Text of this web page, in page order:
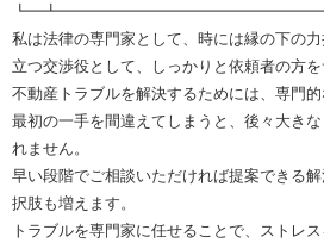
私は法律の専門家として、時には縁の下の
立つ交渉役として、しっかりと依頼者の方を
不動産トラブルを解決するためには、専門的
最初の一手を間違えてしまうと、後々大き
れません。
早い段階でご相談いただければ提案できる
択肢も増えます。
トラブルを専門家に任せることで、ストレ